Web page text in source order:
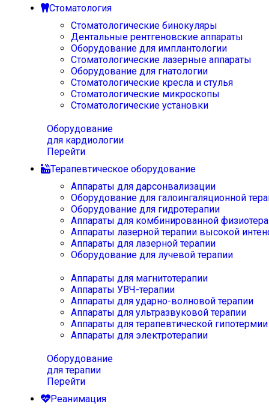
Стоматология
Стоматологические бинокуляры
Дентальные рентгеновские аппараты
Оборудование для имплантологии
Стоматологические лазерные аппараты
Оборудование для гнатологии
Стоматологические кресла и стулья
Стоматологические микроскопы
Стоматологические установки
Оборудование
для кардиологии
Перейти
Терапевтическое оборудование
Аппараты для дарсонвализации
Оборудование для галоингаляционной
Оборудование для гидротерапии
Аппараты для комбинированной
Аппараты лазерной терапии высокой
Аппараты для лазерной терапии
Оборудование для лучевой терапии
Аппараты для магнитотерапии
Аппараты УВЧ-терапии
Аппараты для ударно-волновой терапии
Аппараты для ультразвуковой терапии
Аппараты для терапевтической
Аппараты для электротерапии
Оборудование
для терапии
Перейти
Реанимация